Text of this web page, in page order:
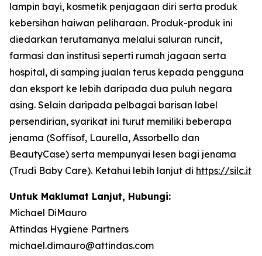
lampin bayi, kosmetik penjagaan diri serta produk
kebersihan haiwan peliharaan. Produk-produk ini
diedarkan terutamanya melalui saluran runcit,
farmasi dan institusi seperti rumah jagaan serta
hospital, di samping jualan terus kepada pengguna
dan eksport ke lebih daripada dua puluh negara
asing. Selain daripada pelbagai barisan label
persendirian, syarikat ini turut memiliki beberapa
jenama (Soffisof, Laurella, Assorbello dan
BeautyCase) serta mempunyai lesen bagi jenama
(Trudi Baby Care). Ketahui lebih lanjut di https://silc.it
Untuk Maklumat Lanjut, Hubungi:
Michael DiMauro
Attindas Hygiene Partners
michael.dimauro@attindas.com